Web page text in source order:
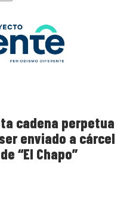
cadena perpetua
enviado a cárcel
“El Chapo”